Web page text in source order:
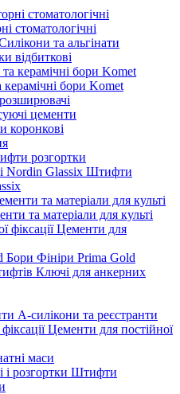
стоматологічні
та альгінати
відбиткові
керамічні бори Komet
цементи
коронкові
розгортки
Штифти
та матеріали для культі
Цементи для
Бори Фініри Prima Gold
Ключі для анкерних
А-силікони та реєстранти
Цементи для постійної
маси
Штифти